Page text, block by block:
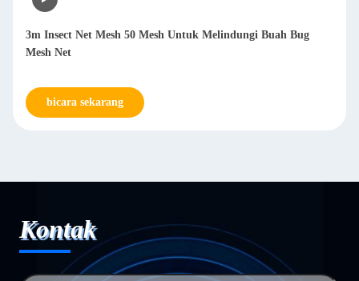
3m Insect Net Mesh 50 Mesh Untuk Melindungi Buah Bug
Mesh Net
bicara sekarang
Kontak